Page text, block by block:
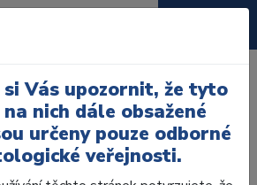
si Vás upozornit, že tyto
nich dále obsažené
určeny pouze odborné
veřejnosti.